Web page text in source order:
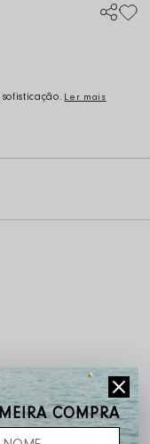
Ler mais
COMPRA